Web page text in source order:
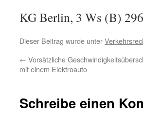
KG Berlin, 3 Ws (B)
Dieser Beitrag wurde unter
← Vorsätzliche
mit einem Elektroauto
Schreibe einen